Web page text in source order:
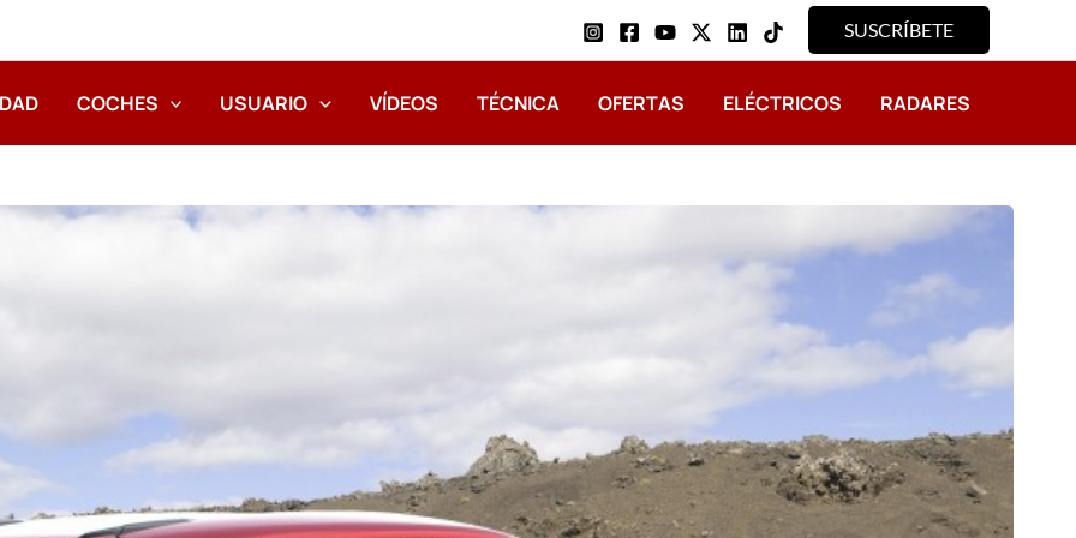
SUSCRÍBETE
COCHES USUARIO VÍDEOS TÉCNICA OFERTAS ELÉCTRICOS RADARES